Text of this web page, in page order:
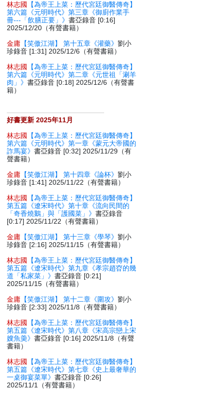
林志國
【為帝王上菜：歷代宮廷御醫傳奇】
第六篇《元明時代》第三章《御廚作業手
冊---「飲膳正要」》書亞錄音 [0:16]
2025/12/20（有聲書籍）
金庸 【笑傲江湖】 第十五章《灌藥》劉小
珍錄音 [1:31] 2025/12/6（有聲書籍）
林志國
【為帝王上菜：歷代宮廷御醫傳奇】
第六篇《元明時代》第二章《元世祖「涮羊
肉」》書亞錄音 [0:18] 2025/12/6（有聲書
籍）
好書更新 2025年11月
林志國
【為帝王上菜：歷代宮廷御醫傳奇】
第六篇《元明時代》第一章《蒙元大帝國的
詐馬宴》書亞錄音 [0:32] 2025/11/29（有
聲書籍）
金庸 【笑傲江湖】 第十四章《論杯》劉小
珍錄音 [1:41] 2025/11/22（有聲書籍）
林志國
【為帝王上菜：歷代宮廷御醫傳奇】
第五篇《遼宋時代》第十章《流向民間的
「奇香燒鵝」與「護國菜」》書亞錄音
[0:17] 2025/11/22（有聲書籍）
金庸 【笑傲江湖】 第十三章《學琴》劉小
珍錄音 [2:16] 2025/11/15（有聲書籍）
林志國
【為帝王上菜：歷代宮廷御醫傳奇】
第五篇《遼宋時代》第九章《孝宗趙昚的幾
道「私家菜」》書亞錄音 [0:21]
2025/11/15（有聲書籍）
金庸 【笑傲江湖】 第十二章《圍攻》劉小
珍錄音 [2:33] 2025/11/8（有聲書籍）
林志國
【為帝王上菜：歷代宮廷御醫傳奇】
第五篇《遼宋時代》第八章《宋高宗戀上宋
嫂魚羮》書亞錄音 [0:16] 2025/11/8（有聲
書籍）
林志國
【為帝王上菜：歷代宮廷御醫傳奇】
第五篇《遼宋時代》第七章《史上最奢華的
一桌御宴菜單》書亞錄音 [0:26]
2025/11/1（有聲書籍）